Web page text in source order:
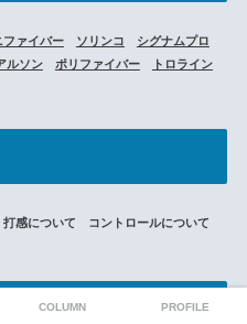
ファイバー ソリンコ
シグナムプロ
ルソン ポリファイバー
トロライン
感について コントロールについて
限定）COLUMN PROFILE